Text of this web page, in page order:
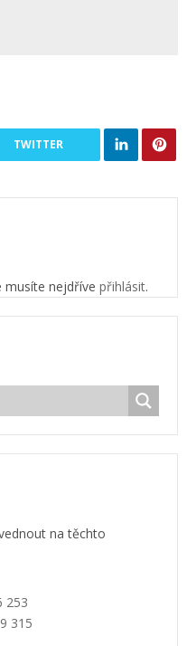
TWITTER
musíte nejdříve přihlásit.
na těchto
253
315